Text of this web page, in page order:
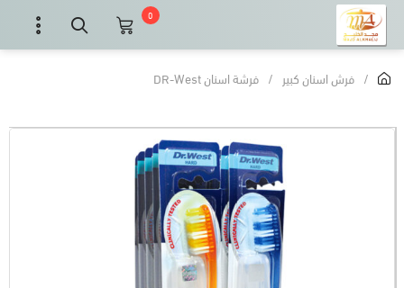
0
/ فرش اسنان كبير / فرشة اسنان DR-West